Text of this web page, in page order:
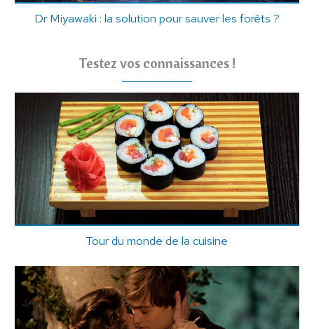
Dr Miyawaki : la solution pour sauver les forêts ?
Testez vos connaissances !
Tour du monde de la cuisine